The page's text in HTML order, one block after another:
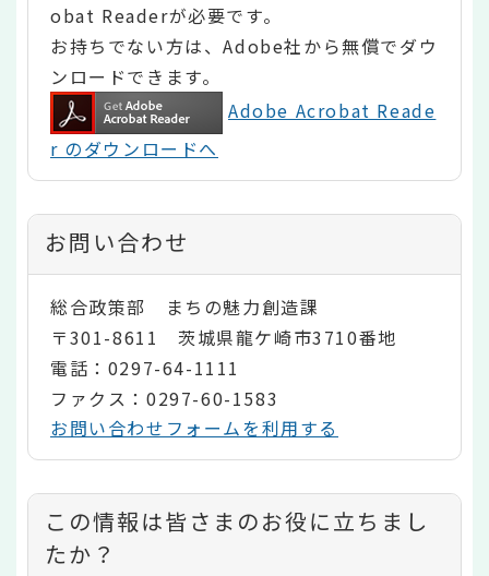
obat Readerが必要です。
お持ちでない方は、Adobe社から無償でダウ
ンロードできます。
Adobe Acrobat Reade
r のダウンロードへ
お問い合わせ
総合政策部 まちの魅力創造課
〒301-8611 茨城県龍ケ崎市3710番地
電話：0297-64-1111
ファクス：0297-60-1583
お問い合わせフォームを利用する
コ
ン
この情報は皆さまのお役に立ちまし
たか？